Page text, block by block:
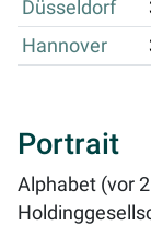
Düsseldorf
Hannover
Portrait
Alphabet (vor